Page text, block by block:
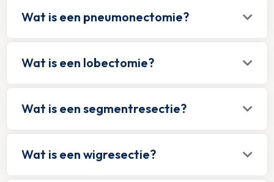
Wat is een pneumonectomie?
Wat is een lobectomie?
Wat is een segmentresectie?
Wat is een wigresectie?